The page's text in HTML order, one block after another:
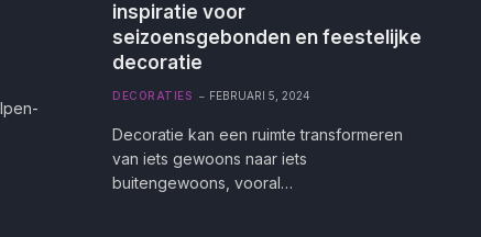
inspiratie voor
seizoensgebonden en feestelijke
decoratie
DECORATIES FEBRUARI 5, 2024
Decoratie kan een ruimte transformeren
van iets gewoons naar iets
buitengewoons, vooral…